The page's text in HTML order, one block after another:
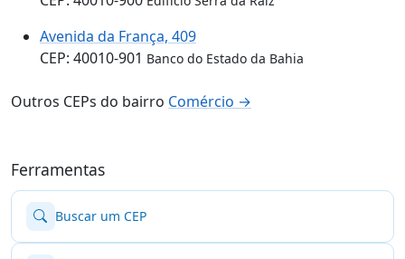
Avenida da França, 409
CEP: 40010-901 Banco do Estado da Bahia
Outros CEPs do bairro Comércio →
Ferramentas
Buscar um CEP